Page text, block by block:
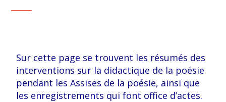
Sur cette page se trouvent les résumés des
interventions sur la didactique de la poésie
pendant les Assises de la poésie, ainsi que
les enregistrements qui font office d’actes.